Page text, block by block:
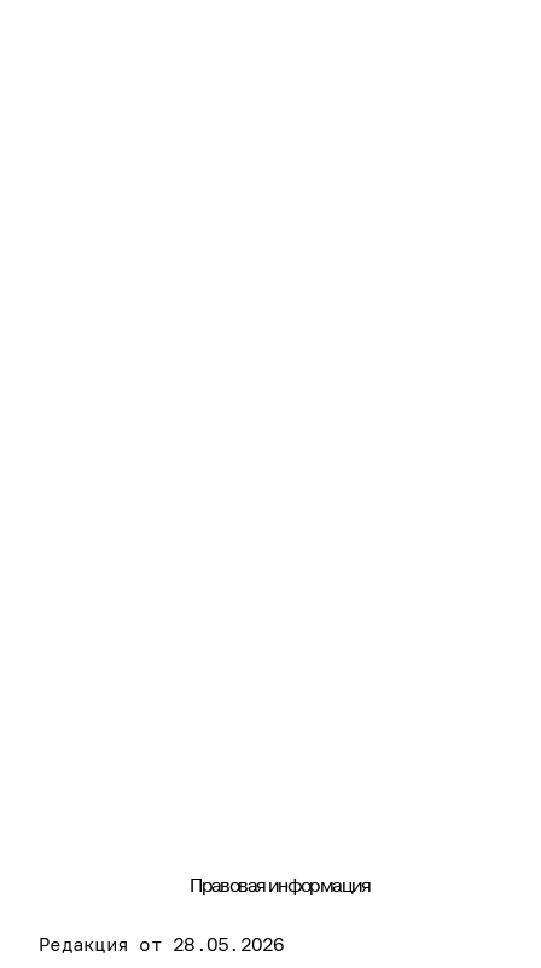
Правовая информация
Редакция от 28.05.2026